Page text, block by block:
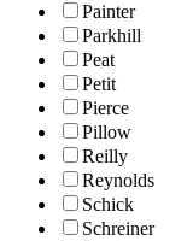
Painter
Parkhill
Peat
Petit
Pierce
Pillow
Reilly
Reynolds
Schick
Schreiner